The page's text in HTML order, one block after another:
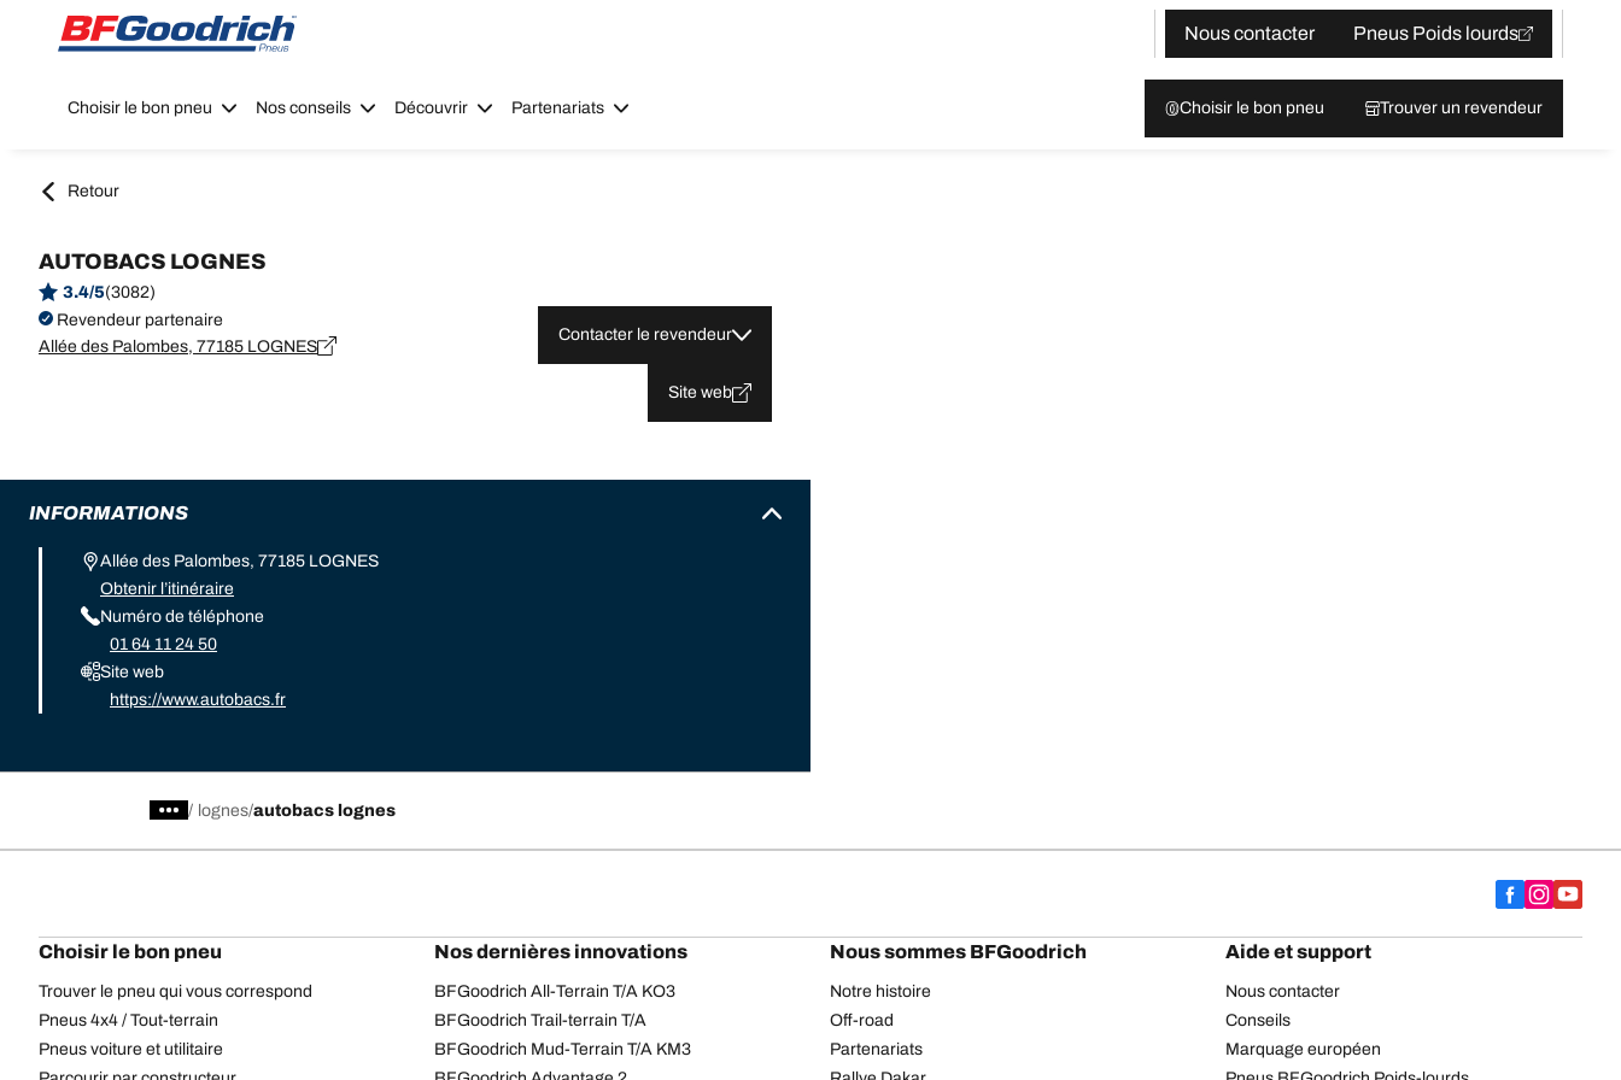
Go to page content
Go to page navigation
Nous contacter
Pneus Poids lourds
Choisir le bon pneu Nos conseils Découvrir Partenariats Choisir le bon pneu Trouver un revendeur
Retour
AUTOBACS LOGNES
3.4/5(3082)
Revendeur partenaire
Allée des Palombes, 77185 LOGNES
Contacter le revendeur
Site web
INFORMATIONS
Allée des Palombes, 77185 LOGNES
Obtenir l’itinéraire
Numéro de téléphone
01 64 11 24 50
Site web
https://www.autobacs.fr
/ lognes autobacs lognes
Choisir le bon pneu
Trouver le pneu qui vous correspond
Pneus 4x4 / Tout-terrain
Pneus voiture et utilitaire
Nos dernières innovations
BFGoodrich All-Terrain T/A KO3
BFGoodrich Trail-terrain T/A
BFGoodrich Mud-Terrain T/A KM3
Nous sommes BFGoodrich
Notre histoire
Off-road
Partenariats
Aide et support
Nous contacter
Conseils
Marquage européen